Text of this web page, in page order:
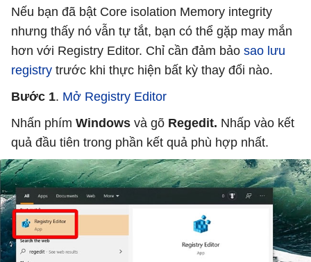
Nếu bạn đã bật Core isolation Memory integrity
nhưng thấy nó vẫn tự tắt, bạn có thể gặp may mắn
hơn với Registry Editor. Chỉ cần đảm bảo sao lưu
registry trước khi thực hiện bất kỳ thay đổi nào.
Bước 1. Mở Registry Editor
Nhấn phím Windows và gõ Regedit. Nhấp vào kết
quả đầu tiên trong phần kết quả phù hợp nhất.